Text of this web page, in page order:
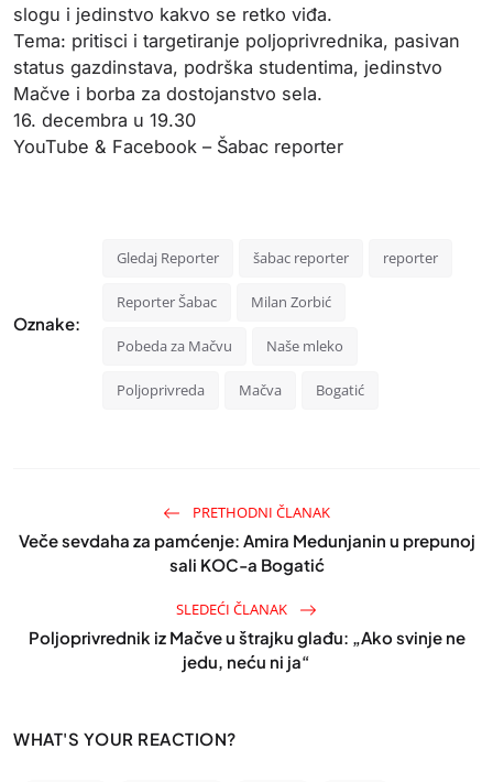
slogu i jedinstvo kakvo se retko viđa.
Tema: pritisci i targetiranje poljoprivrednika, pasivan
status gazdinstava, podrška studentima, jedinstvo
Mačve i borba za dostojanstvo sela.
16. decembra u 19.30
YouTube & Facebook – Šabac reporter
Oznake:
Gledaj Reporter šabac reporter reporter
Reporter Šabac Milan Zorbić
Pobeda za Mačvu Naše mleko
Poljoprivreda Mačva Bogatić
PRETHODNI ČLANAK
Veče sevdaha za pamćenje: Amira Medunjanin u prepunoj
sali KOC-a Bogatić
SLEDEĆI ČLANAK
Poljoprivrednik iz Mačve u štrajku glađu: „Ako svinje ne
jedu, neću ni ja“
WHAT'S YOUR REACTION?